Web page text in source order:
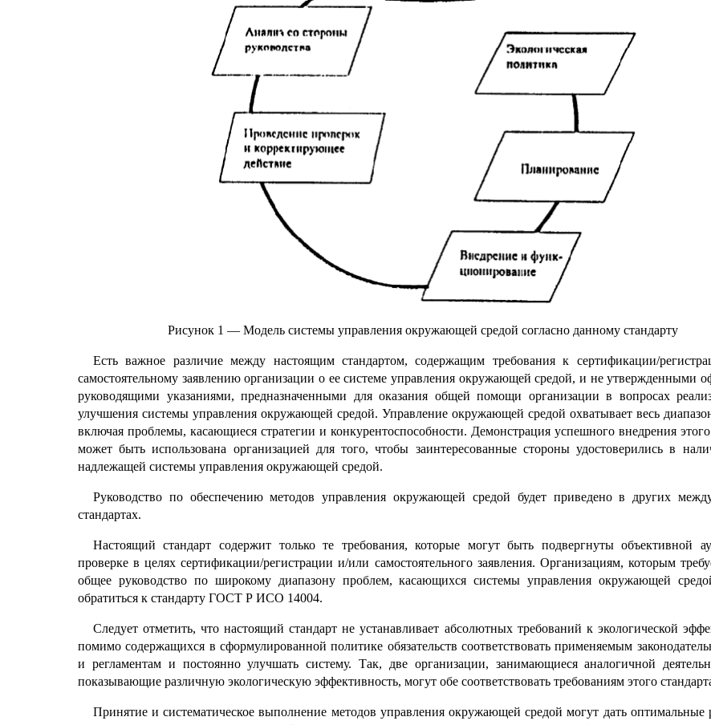
Рисунок 1 — Модель системы управления окружающей средой согласно данному стандарту
Есть важное различие между настоящим стандартом, содержащим требования к сертификации/
самостоятельному заявлению организации о ее системе управления окружающей средой, и не утвержденными
руководящими указаниями, предназначенными для оказания общей помощи организации в вопросах
улучшения системы управления окружающей средой. Управление окружающей средой охватывает весь
включая проблемы, касающиеся стратегии и конкурентоспособности. Демонстрация успешного внедрения этого
может быть использована организацией для того, чтобы заинтересованные стороны удостоверились в
надлежащей системы управления окружающей средой.
Руководство по обеспечению методов управления окружающей средой будет приведено в других
стандартах.
Настоящий стандарт содержит только те требования, которые могут быть подвергнуты объективной
проверке в целях сертификации/регистрации и/или самостоятельного заявления. Организациям, которым
общее руководство по широкому диапазону проблем, касающихся системы управления окружающей
обратиться к стандарту ГОСТ Р ИСО 14004.
Следует отметить, что настоящий стандарт не устанавливает абсолютных требований к экологической
помимо содержащихся в сформулированной политике обязательств соответствовать применяемым
и регламентам и постоянно улучшать систему. Так, две организации, занимающиеся аналогичной
показывающие различную экологическую эффективность, могут обе соответствовать требованиям этого
Принятие и систематическое выполнение методов управления окружающей средой могут дать оптимальные